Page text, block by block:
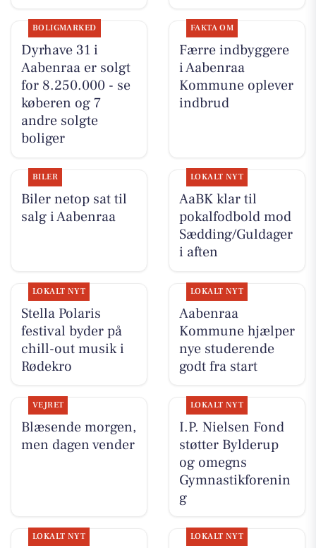
BOLIGMARKED
Dyrhave 31 i
Aabenraa er solgt
for 8.250.000 - se
køberen og 7
andre solgte
boliger
FAKTA OM
Færre indbyggere
i Aabenraa
Kommune oplever
indbrud
BILER
Biler netop sat til
salg i Aabenraa
LOKALT NYT
AaBK klar til
pokalfodbold mod
Sædding/Guldager
i aften
LOKALT NYT
Stella Polaris
festival byder på
chill-out musik i
Rødekro
LOKALT NYT
Aabenraa
Kommune hjælper
nye studerende
godt fra start
VEJRET
Blæsende morgen,
men dagen vender
LOKALT NYT
I.P. Nielsen Fond
støtter Bylderup
og omegns
Gymnastikforenin
g
LOKALT NYT LOKALT NYT